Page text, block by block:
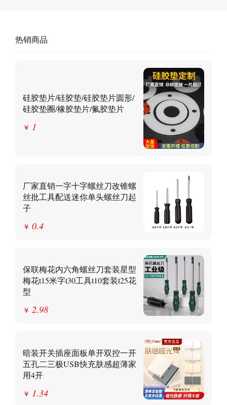
热销商品
硅胶垫片/硅胶垫/硅胶垫片圆形/
硅胶垫圈/橡胶垫片/氟胶垫片
￥ 1
厂家直销一字十字螺丝刀改锥螺
丝批工具配送迷你单头螺丝刀起
子
￥ 0.4
保联梅花内六角螺丝刀套装星型
梅花t15米字t30工具t10套装t25花
型
￥ 2.98
暗装开关插座面板单开双控一开
五孔二三极USB快充肤感超薄家
用4开
￥ 1.34